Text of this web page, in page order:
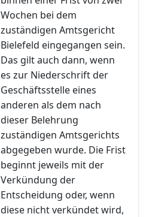
Wochen bei dem
zuständigen Amtsgericht
Bielefeld eingegangen sein.
Das gilt auch dann, wenn
es zur Niederschrift der
Geschäftsstelle eines
anderen als dem nach
dieser Belehrung
zuständigen Amtsgerichts
abgegeben wurde. Die Frist
beginnt jeweils mit der
Verkündung der
Entscheidung oder, wenn
diese nicht verkündet wird,